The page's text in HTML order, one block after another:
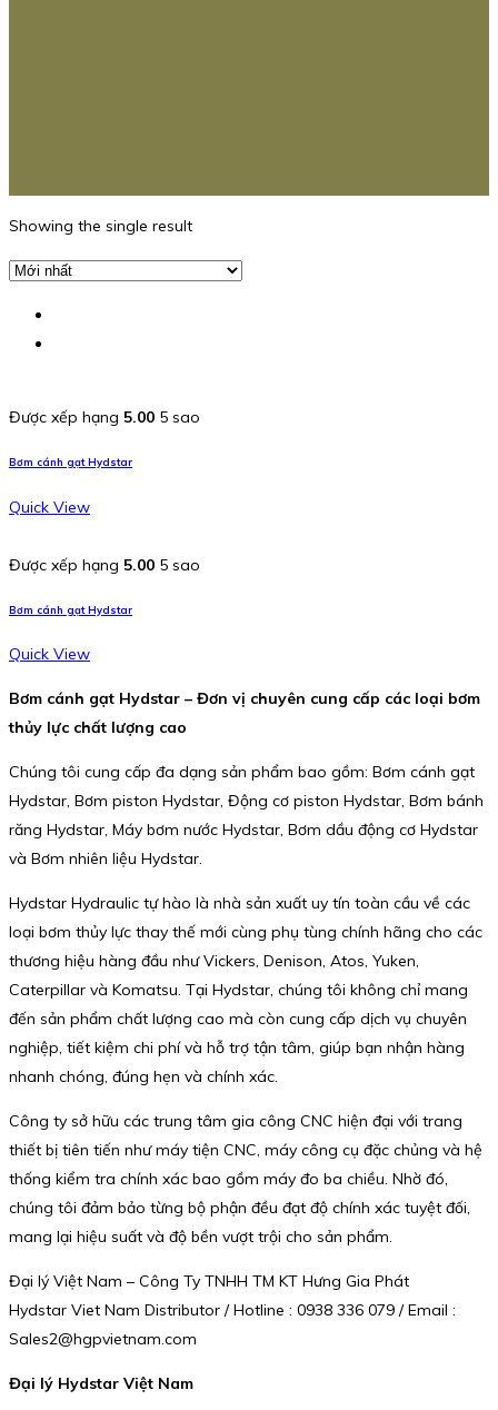
Showing the single result
Được xếp hạng 5.00 5 sao
Bơm cánh gạt Hydstar
Quick View
Được xếp hạng 5.00 5 sao
Bơm cánh gạt Hydstar
Quick View
Bơm cánh gạt Hydstar – Đơn vị chuyên cung cấp các loại bơm
thủy lực chất lượng cao
Chúng tôi cung cấp đa dạng sản phẩm bao gồm: Bơm cánh gạt
Hydstar, Bơm piston Hydstar, Động cơ piston Hydstar, Bơm bánh
răng Hydstar, Máy bơm nước Hydstar, Bơm dầu động cơ Hydstar
và Bơm nhiên liệu Hydstar.
Hydstar Hydraulic tự hào là nhà sản xuất uy tín toàn cầu về các
loại bơm thủy lực thay thế mới cùng phụ tùng chính hãng cho các
thương hiệu hàng đầu như Vickers, Denison, Atos, Yuken,
Caterpillar và Komatsu. Tại Hydstar, chúng tôi không chỉ mang
đến sản phẩm chất lượng cao mà còn cung cấp dịch vụ chuyên
nghiệp, tiết kiệm chi phí và hỗ trợ tận tâm, giúp bạn nhận hàng
nhanh chóng, đúng hẹn và chính xác.
Công ty sở hữu các trung tâm gia công CNC hiện đại với trang
thiết bị tiên tiến như máy tiện CNC, máy công cụ đặc chủng và hệ
thống kiểm tra chính xác bao gồm máy đo ba chiều. Nhờ đó,
chúng tôi đảm bảo từng bộ phận đều đạt độ chính xác tuyệt đối,
mang lại hiệu suất và độ bền vượt trội cho sản phẩm.
Đại lý Việt Nam – Công Ty TNHH TM KT Hưng Gia Phát
Hydstar Viet Nam Distributor / Hotline : 0938 336 079 / Email :
Sales2@hgpvietnam.com
Đại lý Hydstar Việt Nam